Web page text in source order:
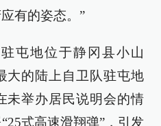
有的姿态。”
屯地位于静冈县小山
大的陆上自卫队驻屯地
未举办居民说明会的情
式高速滑翔弹”，引发